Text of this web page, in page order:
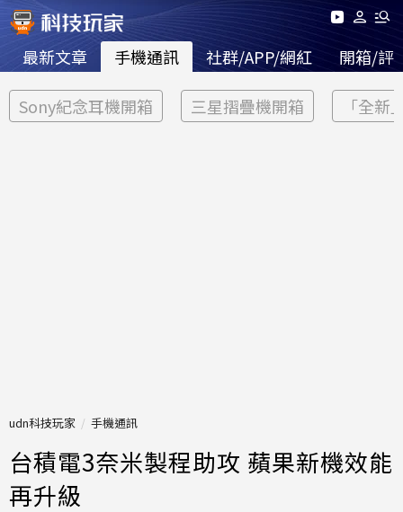
最新文章 手機通訊 社群/APP/網紅 開箱/評
Sony紀念耳機開箱 三星摺疊機開箱 「全新
udn科技玩家 手機通訊
台積電3奈米製程助攻 蘋果新機效能
再升級